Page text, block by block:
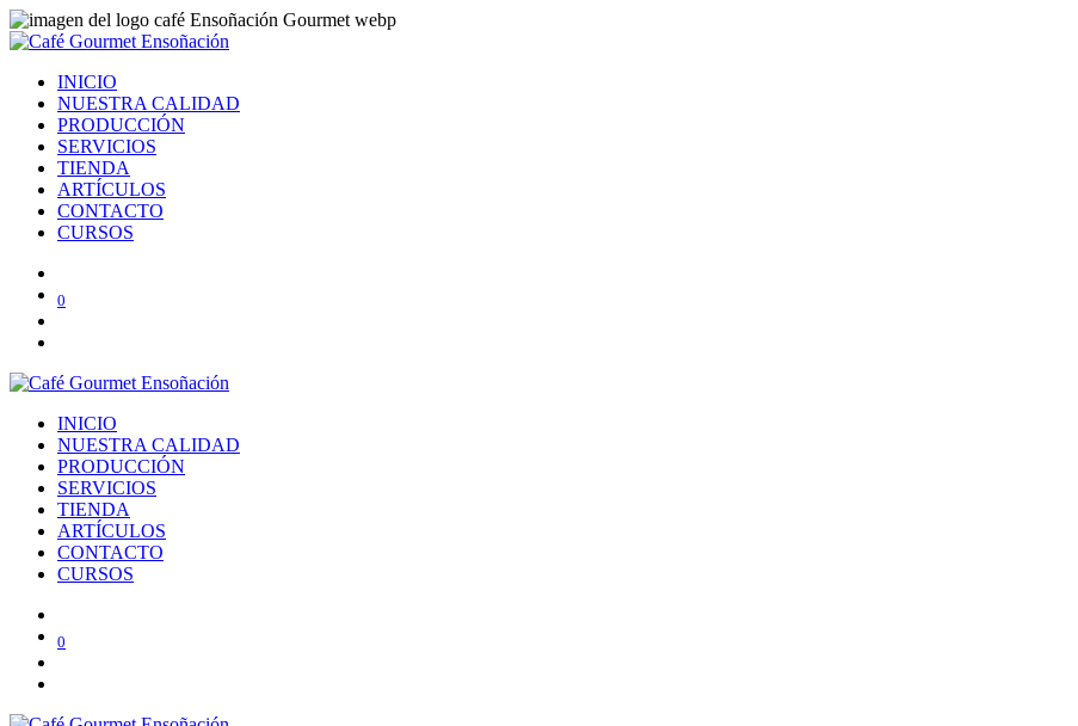
INICIO
NUESTRA CALIDAD
PRODUCCIÓN
SERVICIOS
TIENDA
ARTÍCULOS
CONTACTO
CURSOS
0
INICIO
NUESTRA CALIDAD
PRODUCCIÓN
SERVICIOS
TIENDA
ARTÍCULOS
CONTACTO
CURSOS
0